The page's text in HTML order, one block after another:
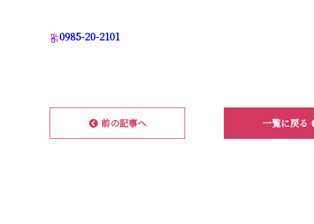
0985-20-2101
前の記事へ 一覧に戻る